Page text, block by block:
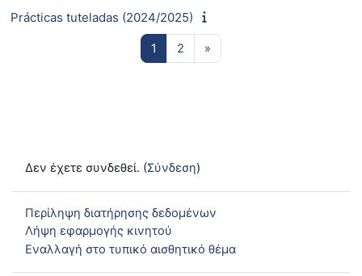
Prácticas tuteladas (2024/2025)
1 Σελίδα 1
2 Σελίδα 2
»
Δεν έχετε συνδεθεί. (Σύνδεση)
Περίληψη διατήρησης δεδομένων
Λήψη εφαρμογής κινητού
Εναλλαγή στο τυπικό αισθητικό θέμα